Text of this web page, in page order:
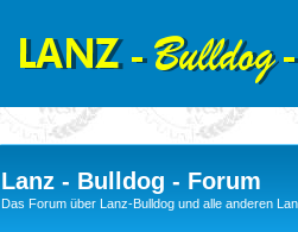
Lanz - Bulldog - Forum
Das Forum über Lanz-Bulldog und alle anderen